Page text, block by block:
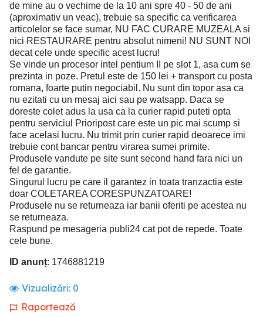
de mine au o vechime de la 10 ani spre 40 - 50 de ani
(aproximativ un veac), trebuie sa specific ca verificarea
articolelor se face sumar, NU FAC CURARE MUZEALA si
nici RESTAURARE pentru absolut nimeni! NU SUNT NOI
decat cele unde specific acest lucru!
Se vinde un procesor intel pentium II pe slot 1, asa cum se
prezinta in poze. Pretul este de 150 lei + transport cu posta
romana, foarte putin negociabil. Nu sunt din topor asa ca
nu ezitati cu un mesaj aici sau pe watsapp. Daca se
doreste colet adus la usa ca la curier rapid puteti opta
pentru serviciul Prioripost care este un pic mai scump si
face acelasi lucru. Nu trimit prin curier rapid deoarece imi
trebuie cont bancar pentru virarea sumei primite.
Produsele vandute pe site sunt second hand fara nici un
fel de garantie.
Singurul lucru pe care il garantez in toata tranzactia este
doar COLETAREA CORESPUNZATOARE!
Produsele nu se returneaza iar banii oferiti pe acestea nu
se returneaza.
Raspund pe mesageria publi24 cat pot de repede. Toate
cele bune.
ID anunț: 1746881219
Vizualizări: 0
Raportează